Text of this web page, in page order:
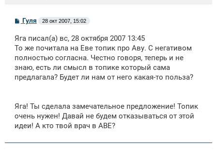
С
б
щ
н
и
Гуля 28 окт 2007, 15:02
Яга писал(а) вс, 28 октября 2007 13:45
То же почитала на Еве топик про Аву. С негативом
полностью согласна. Честно говоря, теперь и не
знаю, есть ли смысл в топике который сама
предлагала? Будет ли нам от него какая-то польза?
Яга! Ты сделала замечательное предложение! Топик
очень нужен! Давай не будем отказываться от этой
идеи! А кто твой врач в АВЕ?